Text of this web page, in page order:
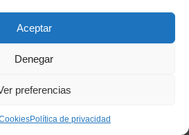
Aceptar
Denegar
preferencias
Política de privacidad
Microbiology